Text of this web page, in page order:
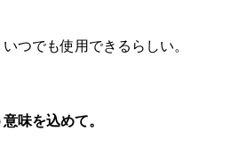
つでも使用できるらしい。
味を込めて。